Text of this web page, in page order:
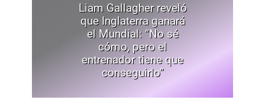
Liam Gallagher reveló
que Inglaterra ganará
el Mundial: “No sé
cómo, pero el
entrenador tiene que
conseguirlo”